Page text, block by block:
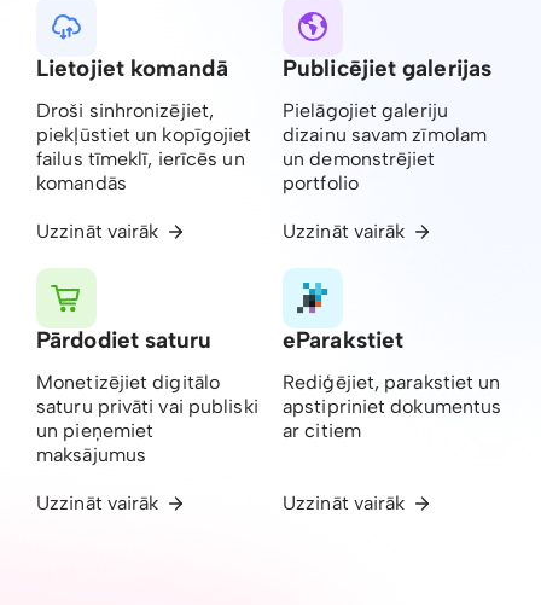
Lietojiet komandā
Droši sinhronizējiet,
piekļūstiet un kopīgojiet
failus tīmeklī, ierīcēs un
komandās
Uzzināt vairāk
Publicējiet galerijas
Pielāgojiet galeriju
dizainu savam zīmolam
un demonstrējiet
portfolio
Uzzināt vairāk
Pārdodiet saturu
Monetizējiet digitālo
saturu privāti vai publiski
un pieņemiet
maksājumus
Uzzināt vairāk
eParakstiet
Rediģējiet, parakstiet un
apstipriniet dokumentus
ar citiem
Uzzināt vairāk